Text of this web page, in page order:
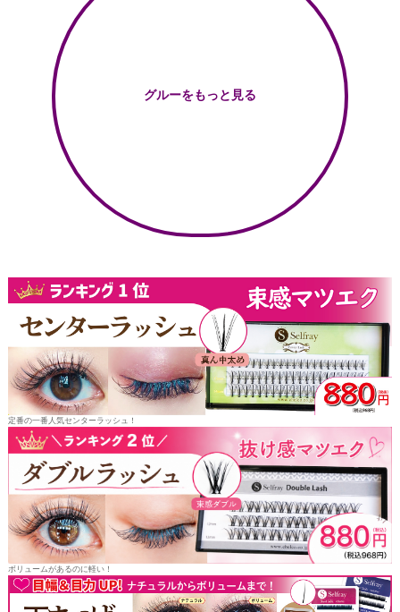
グルーをもっと見る
定番の一番人気センターラッシュ！
ボリュームがあるのに軽い！